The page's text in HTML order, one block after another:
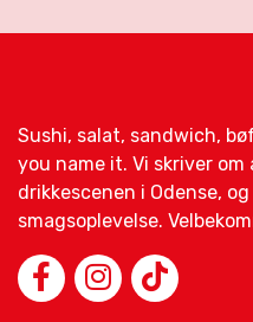
Sushi, salat, sandwich,
you name it. Vi skriver
drikkescenen i Odense,
smagsoplevelse.